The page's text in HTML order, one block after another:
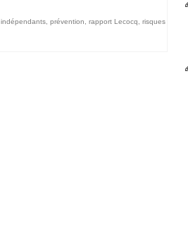
indépendants, prévention rapport Lecocq
risques